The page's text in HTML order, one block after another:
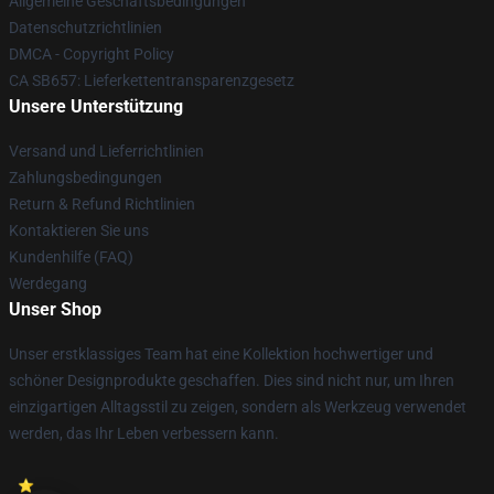
Datenschutzrichtlinien
DMCA - Copyright Policy
CA SB657: Lieferkettentransparenzgesetz
Unsere Unterstützung
Versand und Lieferrichtlinien
Zahlungsbedingungen
Return & Refund Richtlinien
Kontaktieren Sie uns
Kundenhilfe (FAQ)
Werdegang
Unser Shop
Unser erstklassiges Team hat eine Kollektion hochwertiger und
schöner Designprodukte geschaffen. Dies sind nicht nur, um Ihren
einzigartigen Alltagsstil zu zeigen, sondern als Werkzeug verwendet
werden, das Ihr Leben verbessern kann.